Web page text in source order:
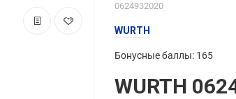
0624932020
WURTH
Бонусные баллы: 165
WURTH